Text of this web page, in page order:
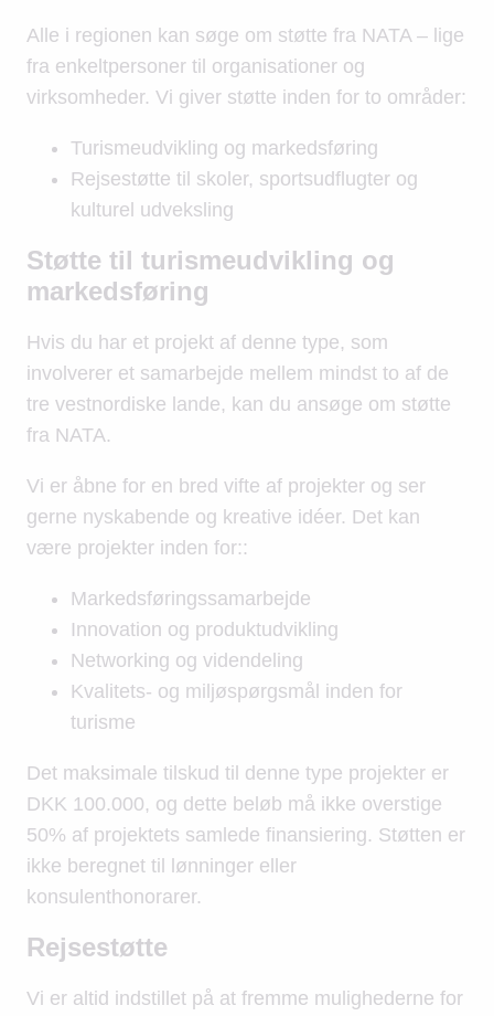
Alle i regionen kan søge om støtte fra NATA – lige
fra enkeltpersoner til organisationer og
virksomheder. Vi giver støtte inden for to områder:
Turismeudvikling og markedsføring
Rejsestøtte til skoler, sportsudflugter og
kulturel udveksling
Støtte til turismeudvikling og
markedsføring
Hvis du har et projekt af denne type, som
involverer et samarbejde mellem mindst to af de
tre vestnordiske lande, kan du ansøge om støtte
fra NATA.
Vi er åbne for en bred vifte af projekter og ser
gerne nyskabende og kreative idéer. Det kan
være projekter inden for::
Markedsføringssamarbejde
Innovation og produktudvikling
Networking og videndeling
Kvalitets- og miljøspørgsmål inden for
turisme
Det maksimale tilskud til denne type projekter er
DKK 100.000, og dette beløb må ikke overstige
50% af projektets samlede finansiering. Støtten er
ikke beregnet til lønninger eller
konsulenthonorarer.
Rejsestøtte
Vi er altid indstillet på at fremme mulighederne for